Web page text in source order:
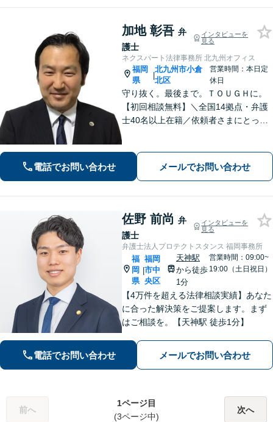
加地 彰吾 弁
護士
インタビューを
見る
ネクスパート法律事務所 北九州オフィス
福岡
県
|
北九州市小倉
北区
営業時間：本日定
休日
守り抜く。最後まで。ＴＯＵＧＨに。
【初回相談無料】＼全国14拠点・弁護
士40名以上在籍／依頼者さまにとって
題/相続/交通事故/刑事事件など、ご相
談ください【夜間・休日対応】
電話でお問い合わせ メールでお問い合わせ
佐野 前尚 弁
護士
インタビューを
見る
弁護士法人プロテクトスタンス 福岡事務所
福
岡
県
|
福岡
市中
央区
天神駅
から徒歩
1分
営業時間：09:00~
19:00（土日祝日）
【4万件を超える法律相談実績】あなた
に合った解決策をご提案します。まず
はご相談を。【天神駅 徒歩1分】
電話でお問い合わせ メールでお問い合わせ
前へ
1ページ目
(3ページ中)
次へ